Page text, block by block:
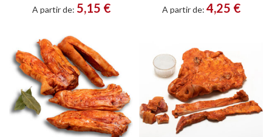
A partir de: 5,15 €
A partir de: 4,25 €